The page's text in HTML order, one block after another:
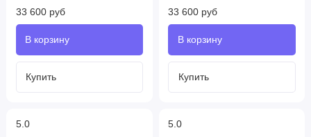
33 600 руб 33 600 руб
5.0 5.0